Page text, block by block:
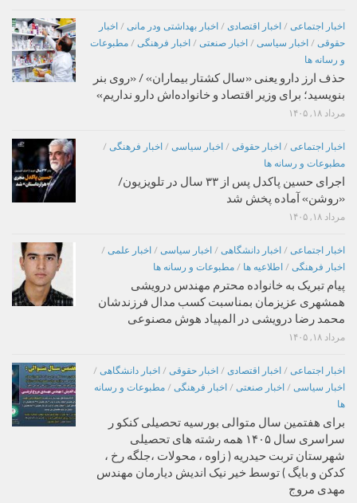
اخبار اجتماعی / اخبار اقتصادی / اخبار بهداشتی ودر مانی / اخبار
حقوقی / اخبار سیاسی / اخبار صنعتی / اخبار فرهنگی / مطبوعات
و رسانه ها
حذف ارز دارو یعنی «سال کشتار بیماران» / «روی بنر
بنویسید؛ برای وزیر اقتصاد و خانواده‌اش دارو نداریم»
مرداد ۱۸, ۱۴۰۵
اخبار اجتماعی / اخبار حقوقی / اخبار سیاسی / اخبار فرهنگی /
مطبوعات و رسانه ها
اجرای حسین پاکدل پس از ۳۳ سال در تلویزیون/
«روشن» آماده پخش شد
مرداد ۱۸, ۱۴۰۵
اخبار اجتماعی / اخبار دانشگاهی / اخبار سیاسی / اخبار علمی /
اخبار فرهنگی / اطلاعیه ها / مطبوعات و رسانه ها
پیام تبریک به خانواده محترم مهندس درویشی
همشهری عزیزمان بمناسبت کسب مدال فرزندشان
محمد رضا درویشی در المپیاد هوش مصنوعی
مرداد ۱۸, ۱۴۰۵
اخبار اجتماعی / اخبار اقتصادی / اخبار حقوقی / اخبار دانشگاهی /
اخبار سیاسی / اخبار صنعتی / اخبار فرهنگی / مطبوعات و رسانه
ها
برای هفتمین سال متوالی بورسیه تحصیلی کنکو ر
سراسری سال ۱۴۰۵ همه رشته های تحصیلی
شهرستان تربت حیدریه ( زاوه ، محولات ،جلگه رخ ،
کدکن و بایگ ) توسط خیر نیک اندیش دیارمان مهندس
مهدی مروج